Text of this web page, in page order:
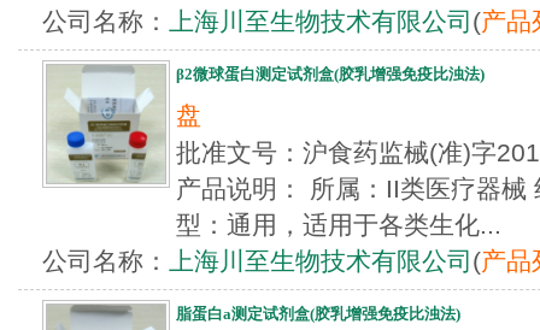
公司名称：
上海川至生物技术有限公司 (产品
β2微球蛋白测定试剂盒(胶乳增强免疫比浊法)
盘
批准文号：沪食药监械(准)
产品说明： 所属：II类医疗器械
型：通用，适用于各类生化...
公司名称：
上海川至生物技术有限公司 (产品
脂蛋白a测定试剂盒(胶乳增强免疫比浊法)